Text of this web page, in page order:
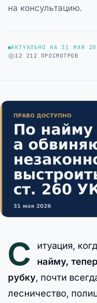
на консультацию.
АКТУАЛЬНО НА 31 МАЯ
12 212 ПРОСМОТРОВ
С итуация,
найму,
рубку, почти
лесничество,